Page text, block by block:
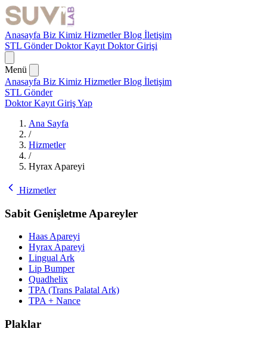
Anasayfa Biz Kimiz HizmetlerBlog İletişim
STL GönderDoktor Kayıt Doktor Girişi
Menü
Anasayfa Biz Kimiz HizmetlerBlog İletişim
STL Gönder
Doktor Kayıt Giriş Yap
Ana Sayfa
/
Hizmetler
/
Hyrax Apareyi
Hizmetler
Sabit Genişletme Apareyler
Haas Apareyi
Hyrax Apareyi
Lingual Ark
Lip Bumper
Quadhelix
TPA (Trans Palatal Ark)
TPA + Nance
Plaklar